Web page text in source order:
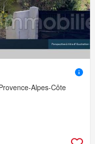
Alpes-Côte